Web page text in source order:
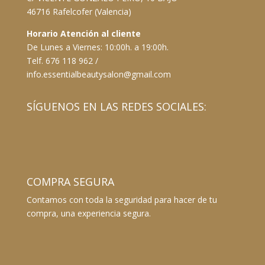
46716 Rafelcofer (Valencia)
Horario Atención al cliente
De Lunes a Viernes: 10:00h. a 19:00h.
Telf. 676 118 962 /
info.essentialbeautysalon@gmail.com
SÍGUENOS EN LAS REDES SOCIALES:
COMPRA SEGURA
Contamos con toda la seguridad para hacer de tu
compra, una experiencia segura.